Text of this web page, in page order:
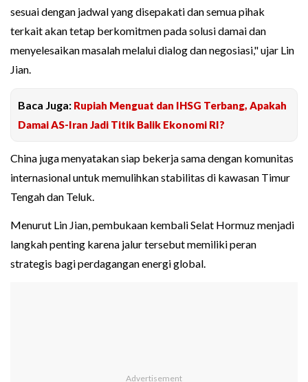
sesuai dengan jadwal yang disepakati dan semua pihak
terkait akan tetap berkomitmen pada solusi damai dan
menyelesaikan masalah melalui dialog dan negosiasi," ujar Lin
Jian.
Baca Juga: Rupiah Menguat dan IHSG Terbang, Apakah
Damai AS-Iran Jadi Titik Balik Ekonomi RI?
China juga menyatakan siap bekerja sama dengan komunitas
internasional untuk memulihkan stabilitas di kawasan Timur
Tengah dan Teluk.
Menurut Lin Jian, pembukaan kembali Selat Hormuz menjadi
langkah penting karena jalur tersebut memiliki peran
strategis bagi perdagangan energi global.